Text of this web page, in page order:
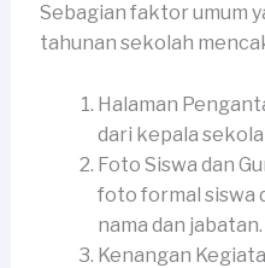
Sebagian faktor umum
tahunan sekolah
Halaman
dari kepala
Foto Siswa dan
foto formal siswa
nama dan jabatan.
Kenangan